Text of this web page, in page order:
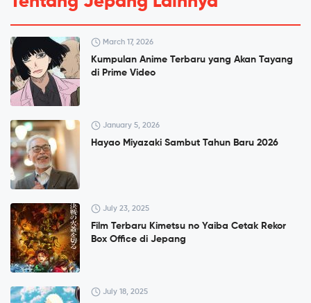
March 17, 2026
Kumpulan Anime Terbaru yang Akan Tayang
di Prime Video
January 5, 2026
Hayao Miyazaki Sambut Tahun Baru 2026
July 23, 2025
Film Terbaru Kimetsu no Yaiba Cetak Rekor
Box Office di Jepang
July 18, 2025